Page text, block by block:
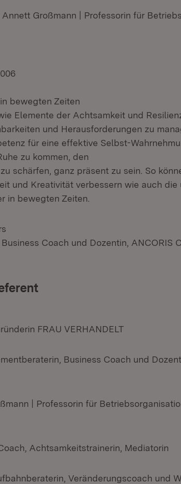
Großmann | Professorin für
bewegten Zeiten
Elemente der Achtsamkeit und
und Herausforderungen zu
für eine effektive Selbst-
zu kommen, den
schärfen, ganz präsent zu sein. So
und Kreativität verbessern wie auch die
in bewegten Zeiten.
Coach und Dozentin, ANCORIS
FRAU VERHANDELT
Business Coach und
| Professorin für
Achtsamkeitstrainerin, Mediatorin
Veränderungscoach und